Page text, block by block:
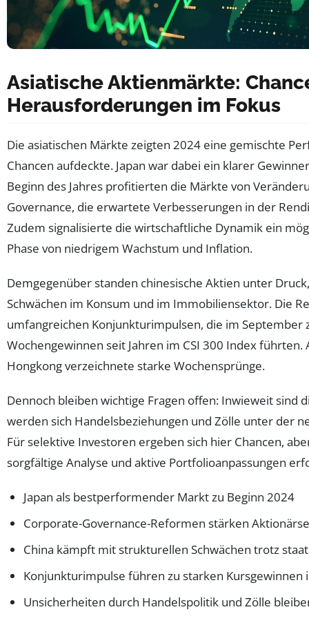
Asiatische Aktienmärkte:
Herausforderungen im Fokus
Die asiatischen Märkte zeigten 2024 eine gemischte
Chancen aufdeckte. Japan war dabei ein klarer
Beginn des Jahres profitierten die Märkte von
Governance, die erwartete Verbesserungen in der
Zudem signalisierte die wirtschaftliche Dynamik ein
Phase von niedrigem Wachstum und Inflation.
Demgegenüber standen chinesische Aktien unter
Schwächen im Konsum und im Immobiliensektor. Die
umfangreichen Konjunkturimpulsen, die im September
Wochengewinnen seit Jahren im CSI 300 Index führten.
Hongkong verzeichnete starke Wochensprünge.
Dennoch bleiben wichtige Fragen offen: Inwieweit sind
werden sich Handelsbeziehungen und Zölle unter der
Für selektive Investoren ergeben sich hier Chancen,
sorgfältige Analyse und aktive Portfolioanpassungen
Japan als bestperformender Markt zu Beginn 2024
Corporate-Governance-Reformen stärken
China kämpft mit strukturellen Schwächen trotz
Konjunkturimpulse führen zu starken Kursgewinnen
Unsicherheiten durch Handelspolitik und Zölle